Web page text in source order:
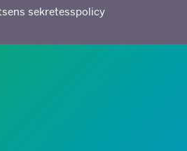
sekretesspolicy